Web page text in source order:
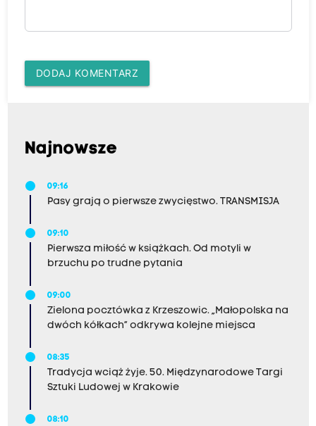
DODAJ KOMENTARZ
Najnowsze
09:16
Pasy grają o pierwsze zwycięstwo. TRANSMISJA
09:10
Pierwsza miłość w książkach. Od motyli w
brzuchu po trudne pytania
09:00
Zielona pocztówka z Krzeszowic. „Małopolska na
dwóch kółkach” odkrywa kolejne miejsca
08:35
Tradycja wciąż żyje. 50. Międzynarodowe Targi
Sztuki Ludowej w Krakowie
08:10